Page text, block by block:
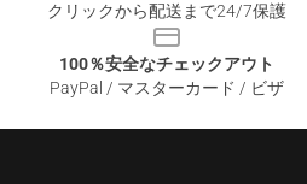
クリックから配送まで24/7保護
100％安全なチェックアウト
PayPal / マスターカード / ビザ